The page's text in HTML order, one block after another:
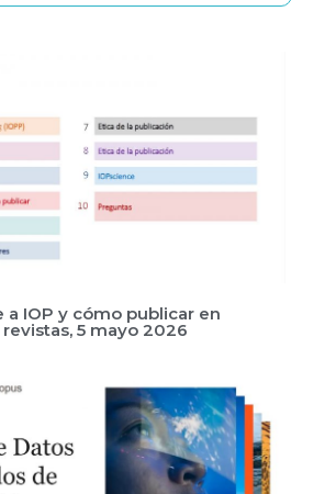
a IOP y cómo publicar en
revistas, 5 mayo 2026